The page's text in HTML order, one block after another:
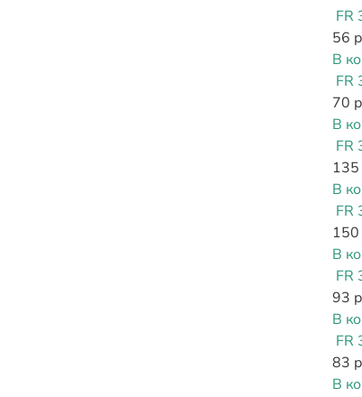
FR
56
В
FR
70
В
FR
135
В
FR
150
В
FR
93
В
FR
83
В